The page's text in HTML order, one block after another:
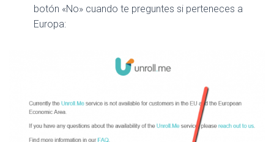
botón «No» cuando te preguntes si perteneces a
Europa: